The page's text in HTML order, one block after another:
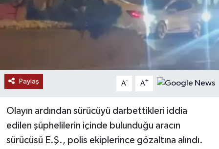
Paylaş A- A+
Olayın ardından sürücüyü darbettikleri iddia
edilen şüphelilerin içinde bulunduğu aracın
sürücüsü E.Ş., polis ekiplerince gözaltına alındı.